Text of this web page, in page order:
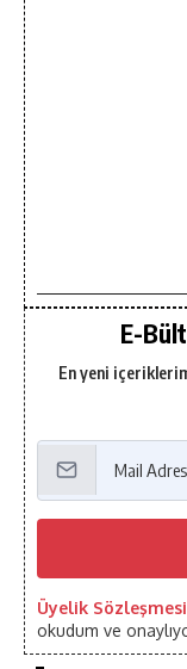
E-
En yeni
Üyelik Sözleşmesi
okudum ve